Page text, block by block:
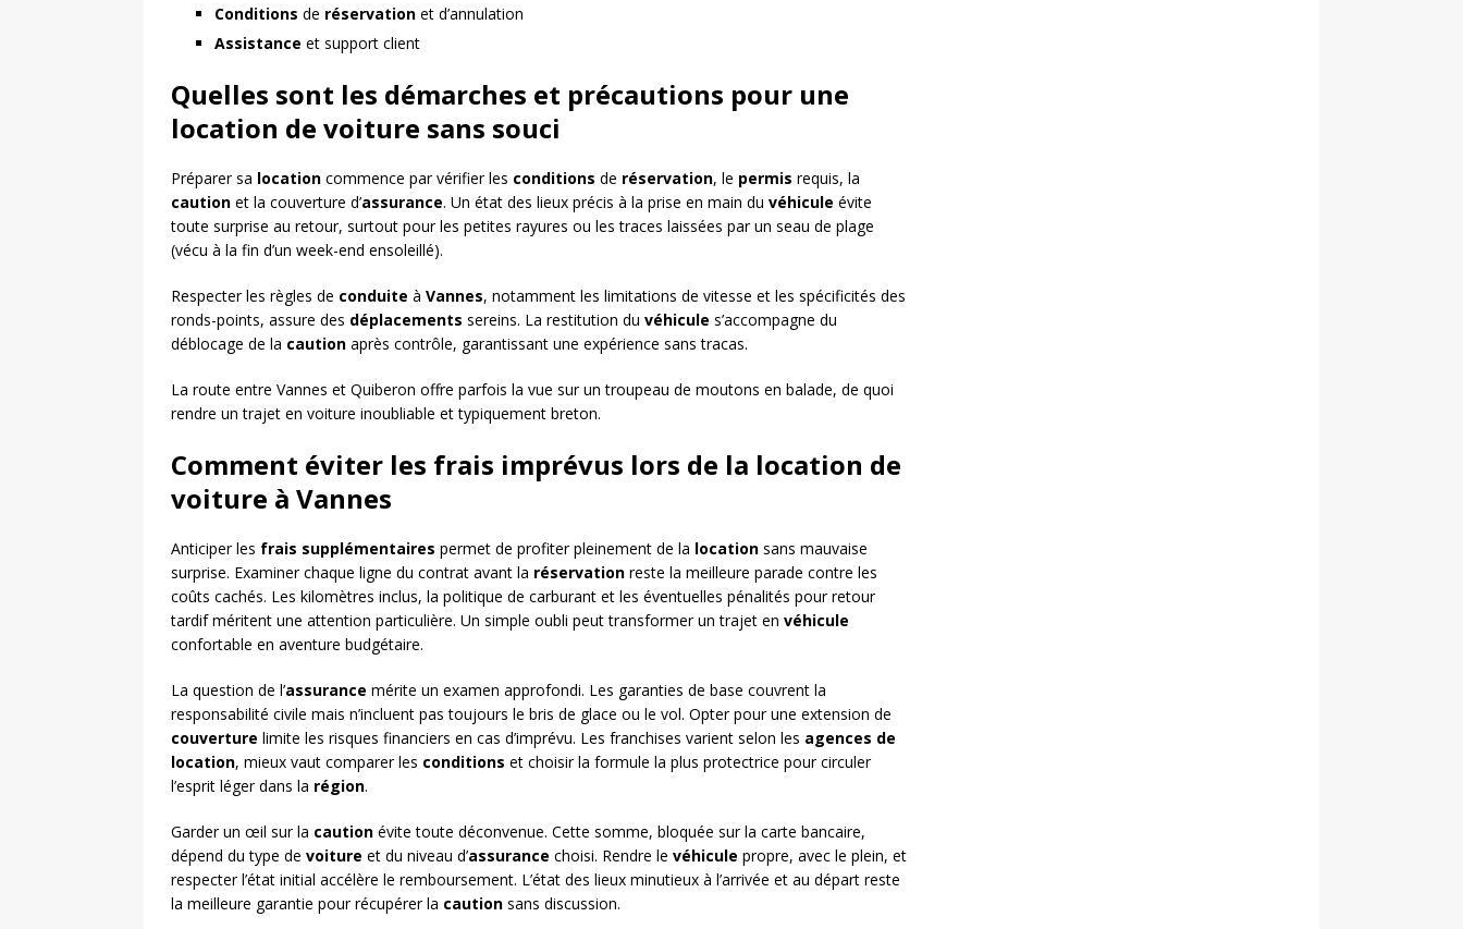
Conditions de réservation et d’annulation
Assistance et support client
Quelles sont les démarches et précautions pour une
location de voiture sans souci
Préparer sa location commence par vérifier les conditions de réservation, le permis requis, la
caution et la couverture d’assurance. Un état des lieux précis à la prise en main du véhicule évite
toute surprise au retour, surtout pour les petites rayures ou les traces laissées par un seau de plage
(vécu à la fin d’un week-end ensoleillé).
Respecter les règles de conduite à Vannes, notamment les limitations de vitesse et les spécificités des
ronds-points, assure des déplacements sereins. La restitution du véhicule s’accompagne du
déblocage de la caution après contrôle, garantissant une expérience sans tracas.
La route entre Vannes et Quiberon offre parfois la vue sur un troupeau de moutons en balade, de quoi
rendre un trajet en voiture inoubliable et typiquement breton.
Comment éviter les frais imprévus lors de la location de
voiture à Vannes
Anticiper les frais supplémentaires permet de profiter pleinement de la location sans mauvaise
surprise. Examiner chaque ligne du contrat avant la réservation reste la meilleure parade contre les
coûts cachés. Les kilomètres inclus, la politique de carburant et les éventuelles pénalités pour retour
tardif méritent une attention particulière. Un simple oubli peut transformer un trajet en véhicule
confortable en aventure budgétaire.
La question de l’assurance mérite un examen approfondi. Les garanties de base couvrent la
responsabilité civile mais n’incluent pas toujours le bris de glace ou le vol. Opter pour une extension de
couverture limite les risques financiers en cas d’imprévu. Les franchises varient selon les agences de
location, mieux vaut comparer les conditions et choisir la formule la plus protectrice pour circuler
l’esprit léger dans la région.
Garder un œil sur la caution évite toute déconvenue. Cette somme, bloquée sur la carte bancaire,
dépend du type de voiture et du niveau d’assurance choisi. Rendre le véhicule propre, avec le plein, et
respecter l’état initial accélère le remboursement. L’état des lieux minutieux à l’arrivée et au départ reste
la meilleure garantie pour récupérer la caution sans discussion.